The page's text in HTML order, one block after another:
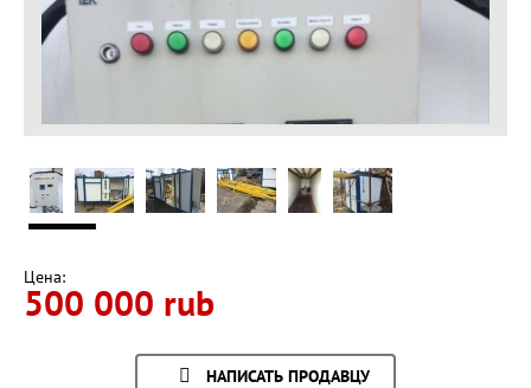
Цена:
500 000 rub
НАПИСАТЬ ПРОДАВЦУ